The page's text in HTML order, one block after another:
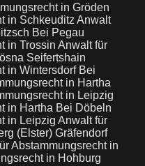
in Gröden
in Schkeuditz Anwalt
Bei Pegau
in Trossin Anwalt für
Seifertshain
in Wintersdorf Bei
in Hartha
in Leipzig
in Hartha Bei Döbeln
in Leipzig Anwalt für
(Elster) Gräfendorf
Abstammungsrecht in
in Hohburg